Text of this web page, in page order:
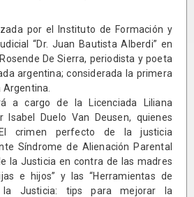
por el Instituto de Formación y
“Dr. Juan Bautista Alberdi” en
De Sierra, periodista y poeta
argentina; considerada la primera
a cargo de la Licenciada Liliana
Isabel Duelo Van Deusen, quienes
crimen perfecto de la justicia
Síndrome de Alienación Parental
la Justicia en contra de las madres
e hijos” y las “Herramientas de
la Justicia: tips para mejorar la